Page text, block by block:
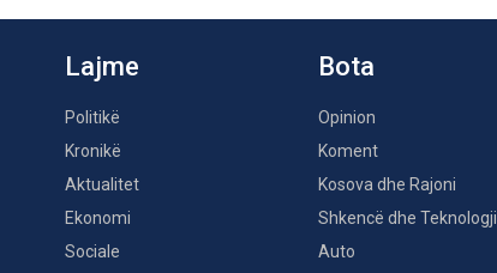
Lajme
Politikë
Kronikë
Aktualitet
Ekonomi
Sociale
Bota
Opinion
Koment
Kosova dhe Rajoni
Shkencë dhe Teknologji
Auto